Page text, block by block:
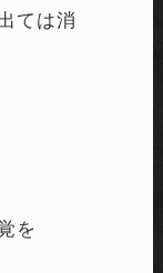
ては消
を